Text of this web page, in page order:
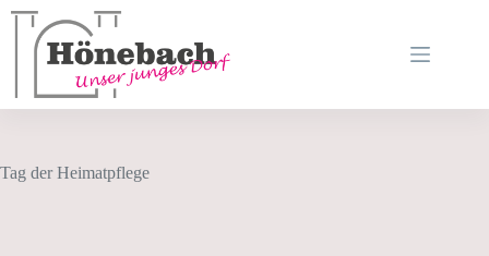
Zum
Inhalt
springen
Tag der Heimatpflege